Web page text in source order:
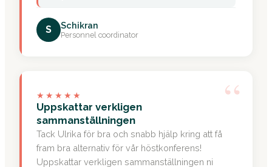
S Schikran
Personnel coordinator
“
★★★★★
Uppskattar verkligen
sammanställningen
Tack Ulrika för bra och snabb hjälp kring att få
fram bra alternativ för vår höstkonferens!
Uppskattar verkligen sammanställningen ni